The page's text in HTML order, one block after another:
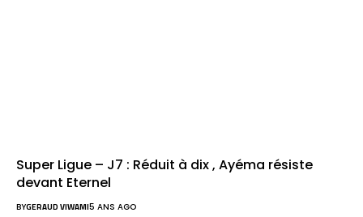
Super Ligue – J7 : Réduit à dix , Ayéma résiste
devant Eternel
BYGERAUD VIWAMI5 ANS AGO